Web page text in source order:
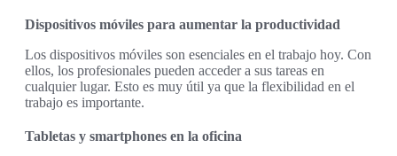
Dispositivos móviles para aumentar la productividad
Los dispositivos móviles son esenciales en el trabajo hoy. Con
ellos, los profesionales pueden acceder a sus tareas en
cualquier lugar. Esto es muy útil ya que la flexibilidad en el
trabajo es importante.
Tabletas y smartphones en la oficina